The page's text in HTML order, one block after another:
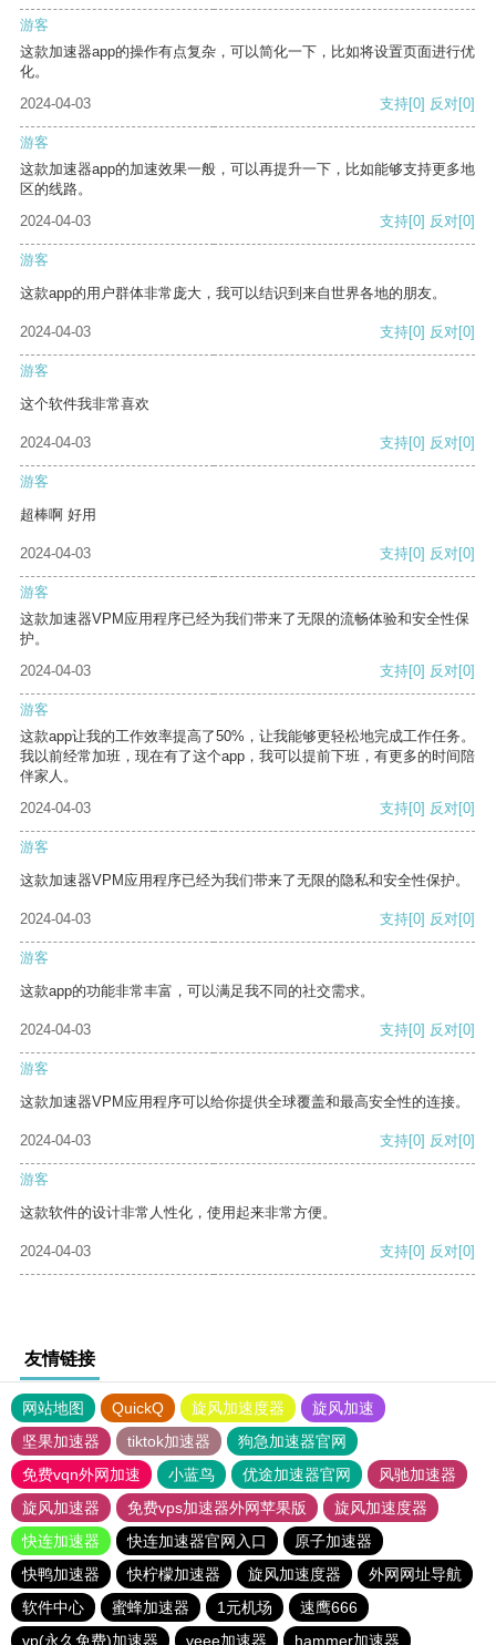
游客
这款加速器app的操作有点复杂，可以简化一下，比如将设置页面进行优
化。
2024-04-03
支持[0] 反对[0]
游客
这款加速器app的加速效果一般，可以再提升一下，比如能够支持更多地
区的线路。
2024-04-03
支持[0] 反对[0]
游客
这款app的用户群体非常庞大，我可以结识到来自世界各地的朋友。
2024-04-03 支持[0] 反对[0]
游客
这个软件我非常喜欢
2024-04-03 支持[0] 反对[0]
游客
超棒啊 好用
2024-04-03 支持[0] 反对[0]
游客
这款加速器VPM应用程序已经为我们带来了无限的流畅体验和安全性保
护。
2024-04-03
支持[0] 反对[0]
游客
这款app让我的工作效率提高了50%，让我能够更轻松地完成工作任务。
我以前经常加班，现在有了这个app，我可以提前下班，有更多的时间陪
伴家人。
2024-04-03
支持[0] 反对[0]
游客
这款加速器VPM应用程序已经为我们带来了无限的隐私和安全性保护。
2024-04-03 支持[0] 反对[0]
游客
这款app的功能非常丰富，可以满足我不同的社交需求。
2024-04-03 支持[0] 反对[0]
游客
这款加速器VPM应用程序可以给你提供全球覆盖和最高安全性的连接。
2024-04-03 支持[0] 反对[0]
游客
这款软件的设计非常人性化，使用起来非常方便。
2024-04-03 支持[0] 反对[0]
友情链接
网站地图 QuickQ 旋风加速度器
旋风加速
坚果加速器
tiktok加速器
狗急加速器官网
免费vqn外网加速
小蓝鸟 优途加速器官网
风驰加速器
旋风加速器
免费vps加速器外网苹果版
旋风加速度器
快连加速器
快连加速器官网入口
原子加速器
快鸭加速器
快柠檬加速器 旋风加速度器
外网网址导航
软件中心
蜜蜂加速器 1元机场
速鹰666
vp(永久免费)加速器
veee加速器 hammer加速器